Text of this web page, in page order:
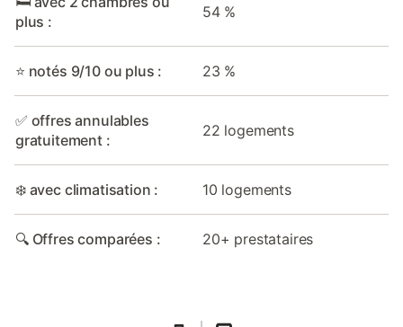
plus :
54 %
⭐ notés 9/10 ou plus : 23 %
✅ offres annulables
gratuitement :
22 logements
❄️ avec climatisation : 10 logements
🔍 Offres comparées : 20+ prestataires